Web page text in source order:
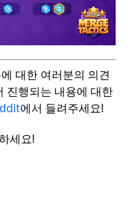
대한 여러분의 의견
진행되는 내용에 대한
에서 들려주세요!
세요!